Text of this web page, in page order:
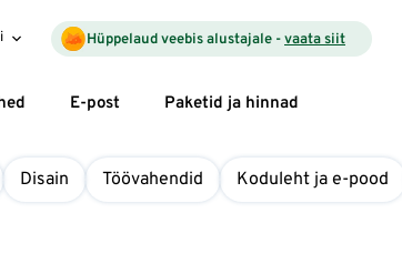
Hüppelaud veebis alustajale -vaata siit
E-post Paketid ja hinnad
Disain Töövahendid Koduleht ja e-pood